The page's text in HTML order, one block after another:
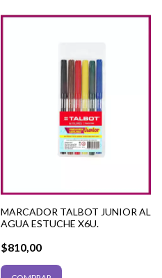
MARCADOR TALBOT JUNIOR AL
AGUA ESTUCHE X6U.
$810,00